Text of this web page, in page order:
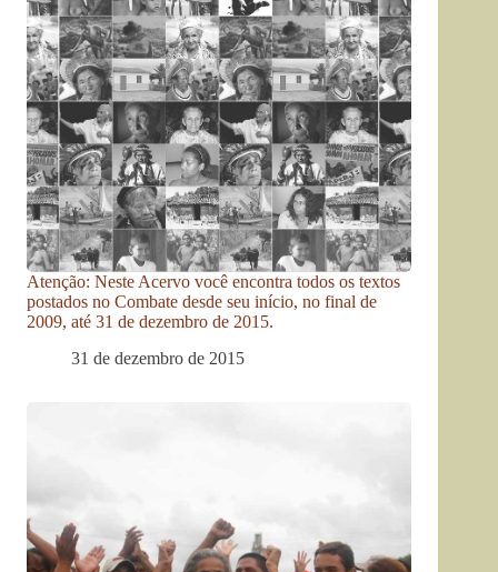
Atenção: Neste Acervo você encontra todos os textos
postados no Combate desde seu início, no final de
2009, até 31 de dezembro de 2015.
31 de dezembro de 2015